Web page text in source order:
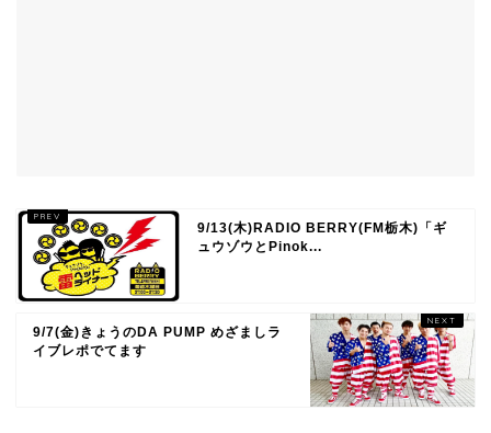
9/13(木)RADIO BERRY(FM栃木)「ギ
ュウゾウとPinok...
9/7(金)きょうのDA PUMP めざましラ
イブレポでてます